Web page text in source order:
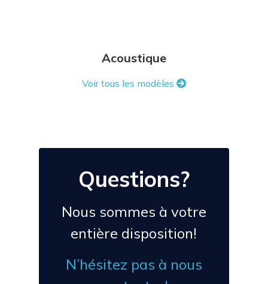
Acoustique
Voir tous les modèles
Questions?
Nous sommes à votre
entière disposition!
N’hésitez pas à nous